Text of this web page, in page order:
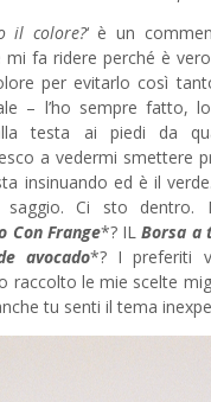
il colore?‘ è un
mi fa ridere perché è
per evitarlo così
– l’ho sempre fatto,
testa ai piedi da
a vedermi smettere
insinuando ed è il
Ci sto dentro.
Con Frange*? ILBorsa a
avocado*? I preferiti
raccolto le mie scelte
tu senti il ​​tema